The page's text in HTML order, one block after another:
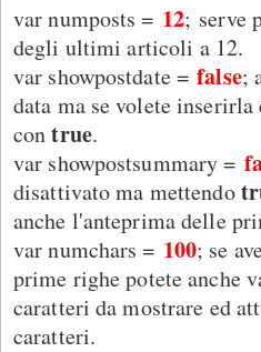
var numposts = 12; serve
degli ultimi articoli a 12.
var showpostdate =false;
data ma se volete
contrue.
var showpostsummary =
disattivato ma mettendo
anche l'anteprima delle
var numchars = 100; se
prime righe potete anche
caratteri da mostrare ed
caratteri.